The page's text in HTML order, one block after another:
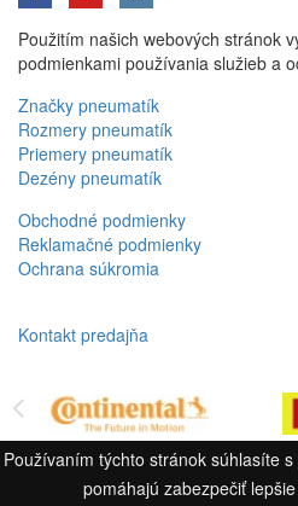
Použitím našich webových stránok
podmienkami používania služieb a
Značky pneumatík
Rozmery pneumatík
Priemery pneumatík
Dezény pneumatík
Obchodné podmienky
Reklamačné podmienky
Ochrana súkromia
Kontakt predajňa
Používaním týchto stránok súhlasíte
pomáhajú zabezpečiť